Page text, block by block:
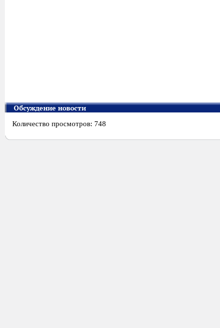
Обсуждение новости
Количество просмотров: 748